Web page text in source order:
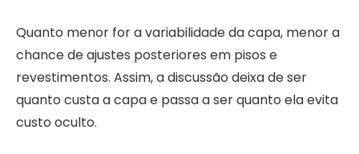
Quanto menor for a variabilidade da capa, menor a
chance de ajustes posteriores em pisos e
revestimentos. Assim, a discussão deixa de ser
quanto custa a capa e passa a ser quanto ela evita
custo oculto.